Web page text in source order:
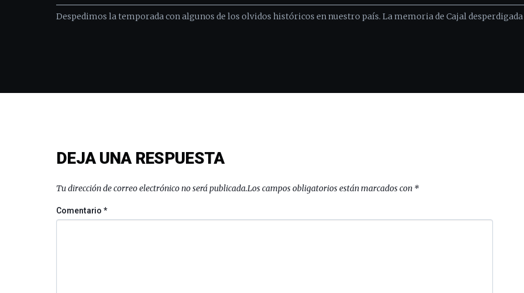
Despedimos la temporada con algunos de los olvidos históricos en nuestro país. La memoria de Cajal
DEJA UNA RESPUESTA
Tu dirección de correo electrónico no será publicada.Los campos obligatorios están marcados con *
Comentario*